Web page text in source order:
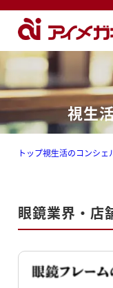
視生
トップ視生活のコンシェ
眼鏡業界・店